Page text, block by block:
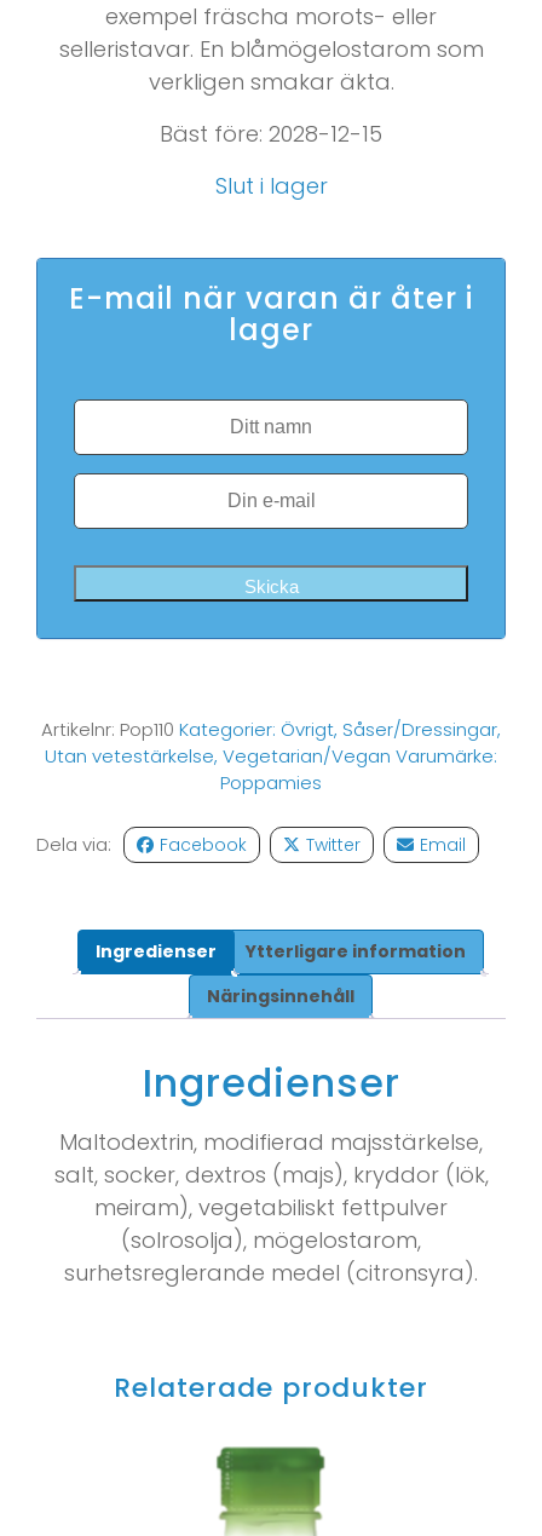
exempel fräscha morots- eller
selleristavar. En blåmögelostarom som
verkligen smakar äkta.
Bäst före: 2028-12-15
Slut i lager
E-mail när varan är åter i
lager
Skicka
Artikelnr: Pop110 Kategorier: Övrigt, Såser/Dressingar,
Utan vetestärkelse, Vegetarian/Vegan Varumärke:
Poppamies
Dela via: Facebook Twitter Email
Ingredienser
Ytterligare information
Näringsinnehåll
Ingredienser
Maltodextrin, modifierad majsstärkelse,
salt, socker, dextros (majs), kryddor (lök,
meiram), vegetabiliskt fettpulver
(solrosolja), mögelostarom,
surhetsreglerande medel (citronsyra).
Relaterade produkter